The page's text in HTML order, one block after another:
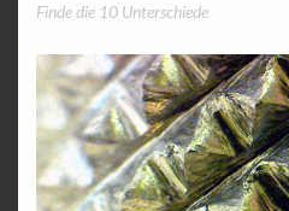
Finde die 10 Unterschiede